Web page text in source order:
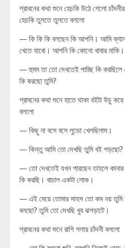
শ্রাবনের কথা শুনে হেচকি উঠে গেলো
হেচকি তুলতে তুলতে বললো
— কি কি কি বলছেন কি আপনি। আমি
খেতে যাবো। আপনি কি কোনো খাবার নাকি।
— হুমম তা তো দেখতেই পাচ্ছি কি
কি করছো তুমি?
শ্রাবনের কথা শুনে হাতে থাকা বইটা উচু
বললো
— কিছু না বসে বসে লুডো খেলছিলাম।
— কিন্তু আমি তো দেখছি তুমি বই পড়ছো?
— তো দেখতেই যখন পারছেন তাহলে
কি করছি। বাচাল একটা লোক।
— এই মেয়ে তোমার সাহস তো কম নয় তুমি
বলছো? তুমি তো দেখছি খুব ঝগড়াটে।
শ্রাবনের কথা শুনে রাগি গলায় চাঁদনী বললো